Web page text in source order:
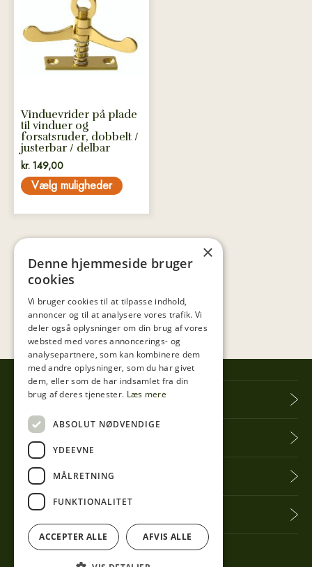
Vinduevrider på plade
til vinduer og
forsatsruder, dobbelt /
justerbar / delbar
kr. 149,00
Vælg muligheder
flere
varianter.
Mulighederne
varesiden
Tibberup Høkeren
Information
Praktisk info
Få seneste nyt
×
Denne hjemmeside bruger
cookies
Vi bruger cookies til at tilpasse indhold,
annoncer og til at analysere vores trafik. Vi
deler også oplysninger om din brug af vores
websted med vores annoncerings- og
analysepartnere, som kan kombinere dem
med andre oplysninger, som du har givet
dem, eller som de har indsamlet fra din
brug af deres tjenester. Læs mere
ABSOLUT NØDVENDIGE
YDEEVNE
MÅLRETNING
FUNKTIONALITET
ACCEPTER ALLE AFVIS ALLE